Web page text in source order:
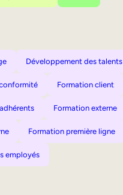
Développement des talents
Formation client
Formation externe
Formation première ligne
employés